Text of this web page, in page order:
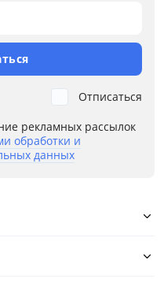
рекламных рассылок
обработки и
данных
Отписаться